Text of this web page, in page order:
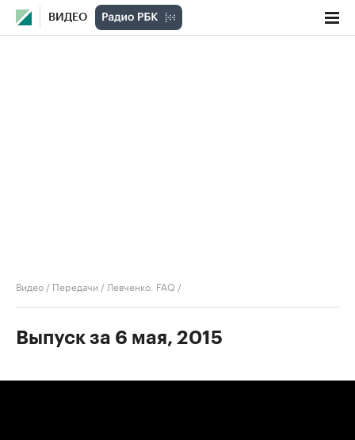
ВИДЕО
Видео / Передачи / Левченко. FAQ /
Выпуск за 6 мая, 2015